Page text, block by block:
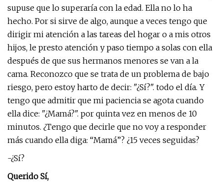
supuse que lo superaría con la edad. Ella no lo ha
hecho. Por si sirve de algo, aunque a veces tengo que
dirigir mi atención a las tareas del hogar o a mis otros
hijos, le presto atención y paso tiempo a solas con ella
después de que sus hermanos menores se van a la
cama. Reconozco que se trata de un problema de bajo
riesgo, pero estoy harto de decir: "¿Sí?". todo el día. Y
tengo que admitir que mi paciencia se agota cuando
ella dice: "¿Mamá?". por quinta vez en menos de 10
minutos. ¿Tengo que decirle que no voy a responder
más cuando ella diga: “Mamá”? ¿15 veces seguidas?
-¿Sí?
Querido Sí,